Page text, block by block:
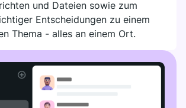
und Dateien sowie zum
Entscheidungen zu einem
Thema - alles an einem Ort.